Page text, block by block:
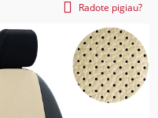
Radote pigiau?